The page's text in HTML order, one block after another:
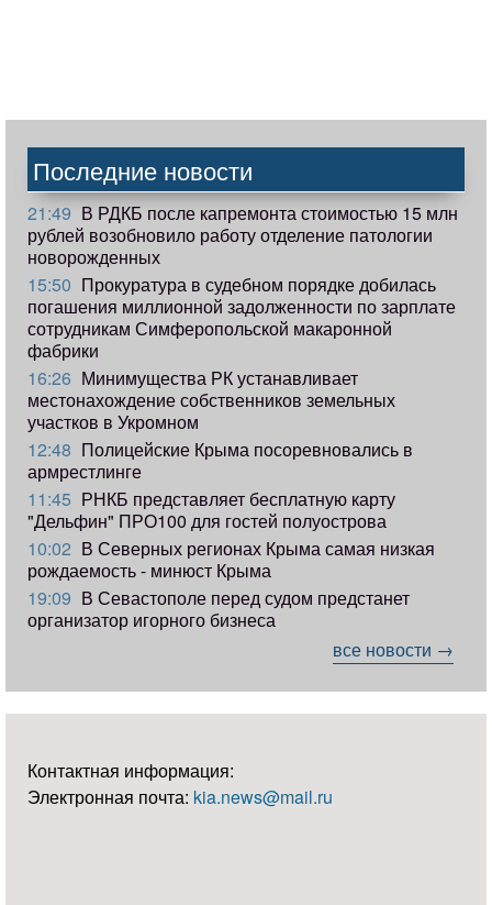
Последние новости
21:49 В РДКБ после капремонта стоимостью 15 млн
рублей возобновило работу отделение патологии
новорожденных
15:50 Прокуратура в судебном порядке добилась
погашения миллионной задолженности по зарплате
сотрудникам Симферопольской макаронной
фабрики
16:26 Минимущества РК устанавливает
местонахождение собственников земельных
участков в Укромном
12:48 Полицейские Крыма посоревновались в
армрестлинге
11:45 РНКБ представляет бесплатную карту
"Дельфин" ПРО100 для гостей полуострова
10:02 В Северных регионах Крыма самая низкая
рождаемость - минюст Крыма
19:09 В Севастополе перед судом предстанет
организатор игорного бизнеса
все новости →
Контактная информация:
Электронная почта: kia.news@mail.ru